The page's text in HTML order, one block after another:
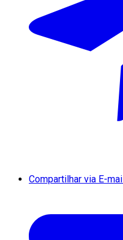
Compartilhar via E-mail